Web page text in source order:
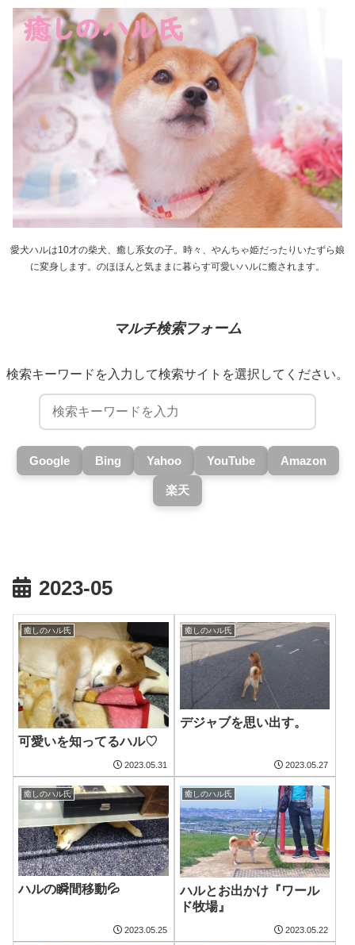
愛犬ハルは10才の柴犬、癒し系女の子。時々、やんちゃ姫だったりいたずら娘
に変身します。のほほんと気ままに暮らす可愛いハルに癒されます。
マルチ検索フォーム
検索キーワードを入力して検索サイトを選択してください。
Google Bing Yahoo YouTube Amazon
楽天
2023-05
癒しのハル氏
可愛いを知ってるハル♡
2023.05.31
癒しのハル氏
デジャブを思い出す。
2023.05.27
癒しのハル氏
ハルの瞬間移動💦
2023.05.25
癒しのハル氏
ハルとお出かけ『ワール
ド牧場』
2023.05.22